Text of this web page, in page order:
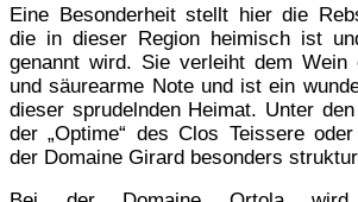
Eine Besonderheit stellt hier die
die in dieser Region heimisch ist
genannt wird. Sie verleiht dem
und säurearme Note und ist ein
dieser sprudelnden Heimat. Unter
der „Optime“ des Clos Teissere
der Domaine Girard besonders